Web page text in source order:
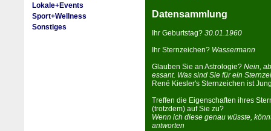
Lokale+Events
Sport+Wellness
Sonstiges
Datensammlung
Ihr Geburtstag? 30.01.1960
Ihr Sternzeichen? Wassermann
Glauben Sie an Astrologie? Nein,
es­sant. Was sind Sie für ein
René Kiesler's Sternzeichen ist
Treffen die Eigenschaften ihres
(trotzdem) auf Sie zu?
Wenn ich diese genau wüsste,
antworten